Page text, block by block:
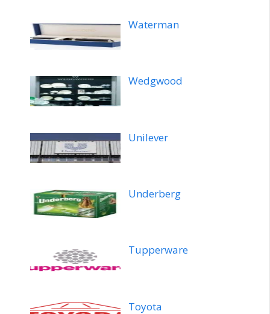
Waterman
Wedgwood
Unilever
Underberg
Tupperware
Toyota